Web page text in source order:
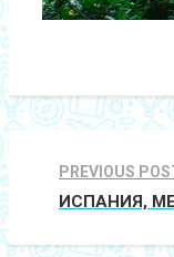
PREVIOUS
ИСПАНИЯ,